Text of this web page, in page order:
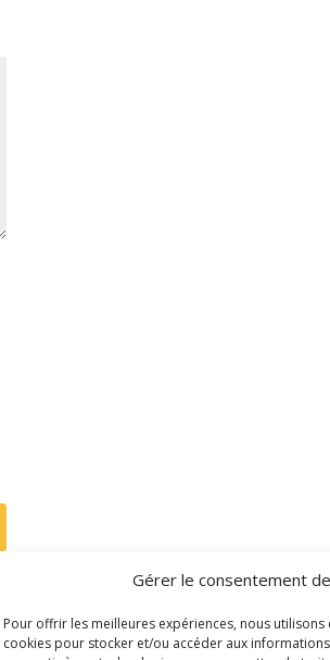
Gérer le consentement
Pour offrir les meilleures expériences, nous
cookies pour stocker et/ou accéder aux